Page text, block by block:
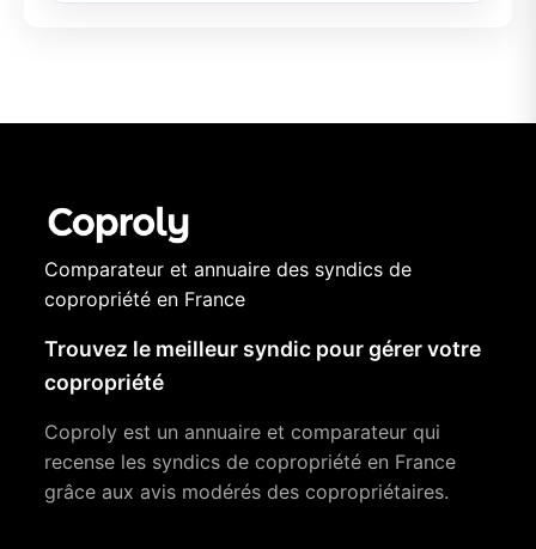
Comparateur et annuaire des syndics de
copropriété en France
Trouvez le meilleur syndic pour gérer votre
copropriété
Coproly est un annuaire et comparateur qui
recense les syndics de copropriété en France
grâce aux avis modérés des copropriétaires.